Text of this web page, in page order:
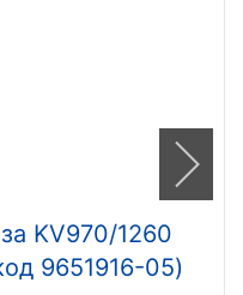
KV970/1260
9651916-05)